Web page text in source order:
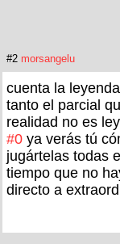
#2 morsangelu
cuenta la
tanto el parcial
realidad no es
#0 ya verás tú
jugártelas todas
tiempo que no
directo a